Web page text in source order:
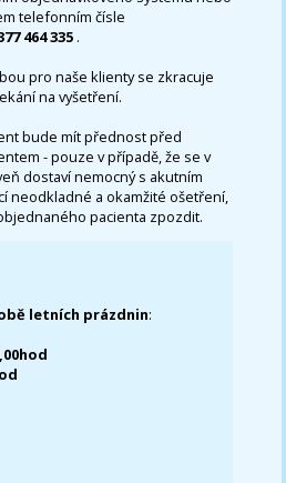
telefonním čísle
464 335 .
pro naše klienty se zkracuje
na vyšetření.
bude mít přednost před
- pouze v případě, že se v
dostaví nemocný s akutním
neodkladné a okamžité ošetření,
pacienta zpozdit.
letních prázdnin: